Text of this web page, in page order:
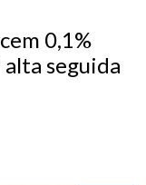
0,1%
seguida